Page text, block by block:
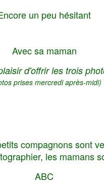
un peu hésitant
Avec sa maman
d'offrir les trois
prises mercredi après-midi)
compagnons sont
les mamans
ABC